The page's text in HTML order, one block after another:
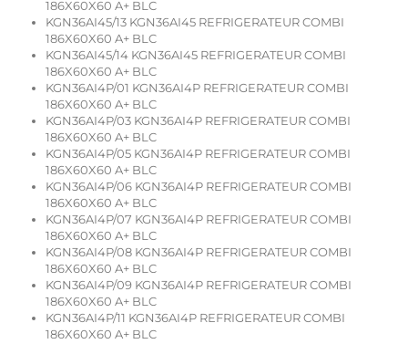
186X60X60 A+ BLC
KGN36AI45/13 KGN36AI45 REFRIGERATEUR COMBI
186X60X60 A+ BLC
KGN36AI45/14 KGN36AI45 REFRIGERATEUR COMBI
186X60X60 A+ BLC
KGN36AI4P/01 KGN36AI4P REFRIGERATEUR COMBI
186X60X60 A+ BLC
KGN36AI4P/03 KGN36AI4P REFRIGERATEUR COMBI
186X60X60 A+ BLC
KGN36AI4P/05 KGN36AI4P REFRIGERATEUR COMBI
186X60X60 A+ BLC
KGN36AI4P/06 KGN36AI4P REFRIGERATEUR COMBI
186X60X60 A+ BLC
KGN36AI4P/07 KGN36AI4P REFRIGERATEUR COMBI
186X60X60 A+ BLC
KGN36AI4P/08 KGN36AI4P REFRIGERATEUR COMBI
186X60X60 A+ BLC
KGN36AI4P/09 KGN36AI4P REFRIGERATEUR COMBI
186X60X60 A+ BLC
KGN36AI4P/11 KGN36AI4P REFRIGERATEUR COMBI
186X60X60 A+ BLC